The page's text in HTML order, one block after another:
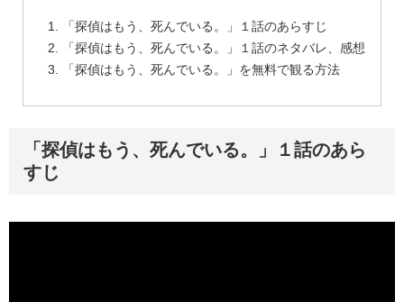
「探偵はもう、死んでいる。」１話のあらすじ
「探偵はもう、死んでいる。」１話のネタバレ、感想
「探偵はもう、死んでいる。」を無料で観る方法
「探偵はもう、死んでいる。」１話のあら
すじ